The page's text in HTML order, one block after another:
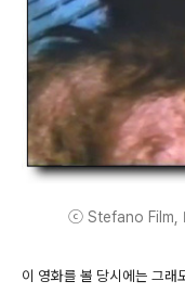
ⓒ Stefano Film,
이 영화를 볼 당시에는 그래